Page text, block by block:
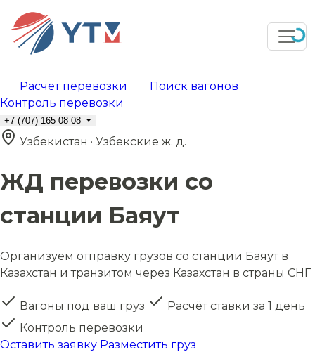
Расчет перевозки
Поиск вагонов
Контроль перевозки
+7 (707) 165 08 08
Узбекистан · Узбекские ж. д.
ЖД перевозки со
станции Баяут
Организуем отправку грузов со станции Баяут в
Казахстан и транзитом через Казахстан в страны СНГ
Вагоны под ваш груз
Расчёт ставки за 1 день
Контроль перевозки
Оставить заявку Разместить груз